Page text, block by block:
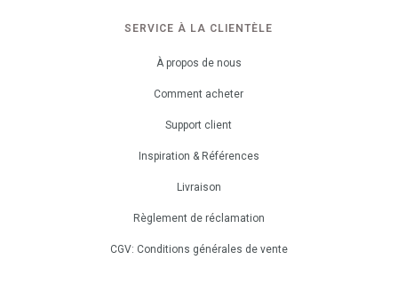
SERVICE À LA CLIENTÈLE
À propos de nous
Comment acheter
Support client
Inspiration & Références
Livraison
Règlement de réclamation
CGV: Conditions générales de vente